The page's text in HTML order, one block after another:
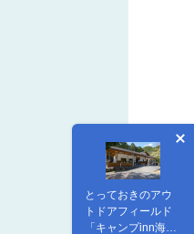
とっておきのアウ
トドアフィールド
「キャンプinn海山